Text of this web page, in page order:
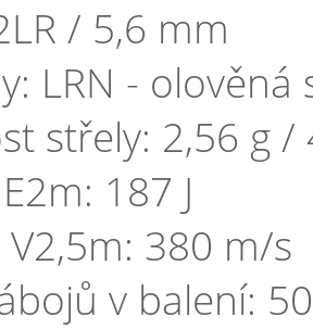
/ 5,6 mm
LRN -
střely: 2,56 g /
187 J
380 m/s
v balení: